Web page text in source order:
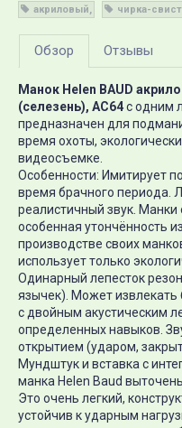
акриловый
чирка-
Обзор Отзывы
Манок Helen BAUD
(селезень), AC64с одним
предназначен для
время охоты,
видеосъемке.
Особенности: Имитирует
время брачного периода.
реалистичный звук. Манки
особенная утончённость
производстве своих
использует только
Одинарный лепесток
язычек). Может
с двойным акустическим
определенных навыков.
открытием (ударом,
Мундштук и вставка с
манка Helen Baud
Это очень легкий,
устойчив к ударным